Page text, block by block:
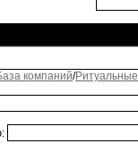
компаний/